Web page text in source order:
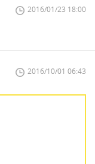
2016/01/23 18:00
2016/10/01 06:43